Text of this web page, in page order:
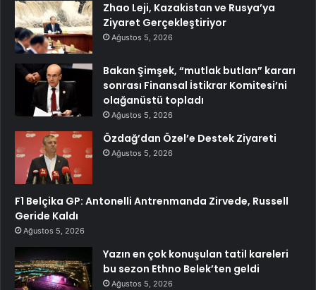
Zhao Leji, Kazakistan ve Rusya’ya
Ziyaret Gerçekleştiriyor
Ağustos 5, 2026
Bakan Şimşek, “mutlak butlan” kararı
sonrası Finansal İstikrar Komitesi’ni
olağanüstü topladı
Ağustos 5, 2026
Özdağ’dan Özel’e Destek Ziyareti
Ağustos 5, 2026
F1 Belçika GP: Antonelli Antrenmanda Zirvede, Russell
Geride Kaldı
Ağustos 5, 2026
Yazın en çok konuşulan tatil kareleri
bu sezon Ethno Belek’ten geldi
Ağustos 5, 2026